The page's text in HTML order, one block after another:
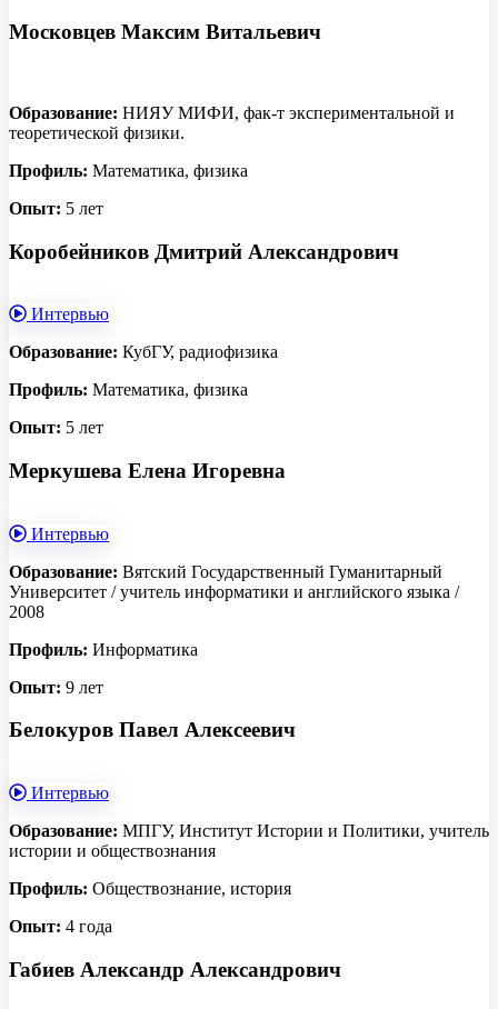
Московцев Максим Витальевич
Образование: НИЯУ МИФИ, фак-т экспериментальной и
теоретической физики.
Профиль: Математика, физика
Опыт: 5 лет
Коробейников Дмитрий Александрович
Интервью
Образование: КубГУ, радиофизика
Профиль: Математика, физика
Опыт: 5 лет
Меркушева Елена Игоревна
Интервью
Образование: Вятский Государственный Гуманитарный
Университет / учитель информатики и английского языка /
2008
Профиль: Информатика
Опыт: 9 лет
Белокуров Павел Алексеевич
Интервью
Образование: МПГУ, Институт Истории и Политики, учитель
истории и обществознания
Профиль: Обществознание, история
Опыт: 4 года
Габиев Александр Александрович